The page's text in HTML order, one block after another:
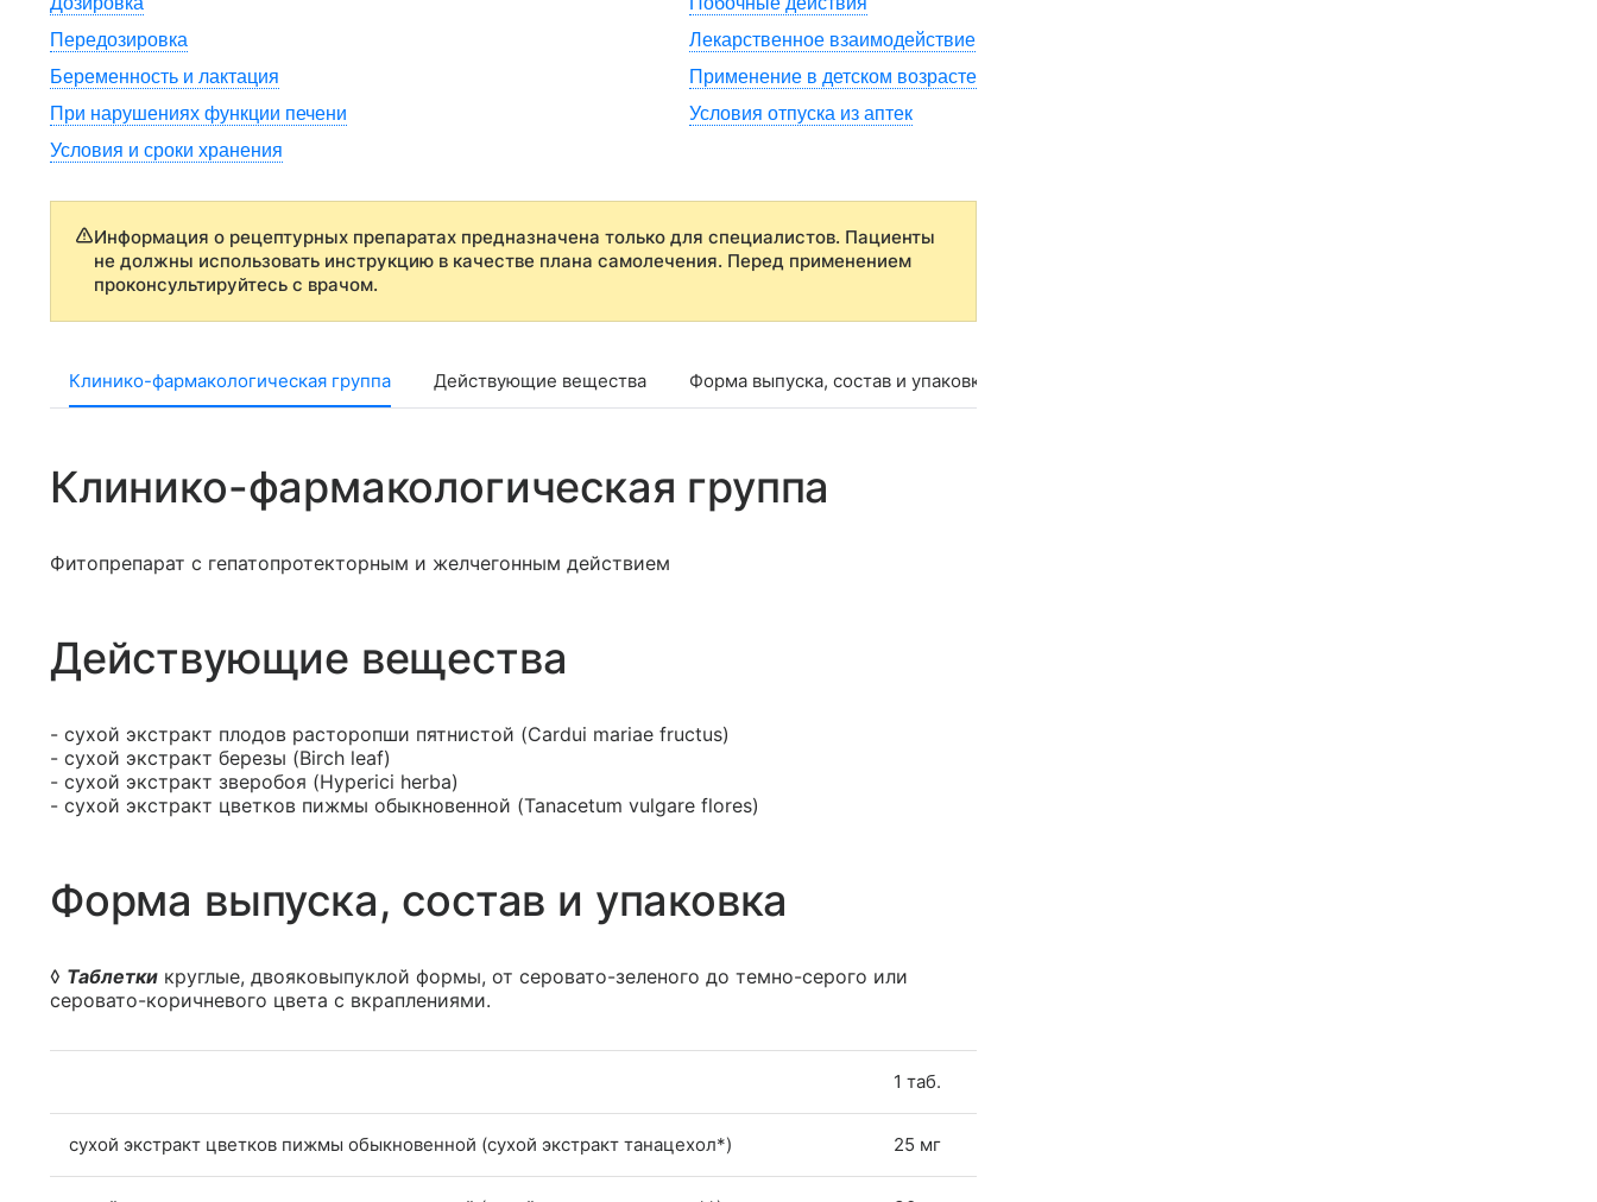
Передозировка
Лекарственное взаимодействие
Беременность и лактация
Применение в детском возрасте
При нарушениях функции печени
Условия отпуска из аптек
Условия и сроки хранения
Информация о рецептурных препаратах предназначена только для специалистов. Пациенты
не должны использовать инструкцию в качестве плана самолечения. Перед применением
проконсультируйтесь с врачом.
Клинико-фармакологическая группа Действующие вещества Форма выпуска, состав и упаковка
Клинико-фармакологическая группа
Фитопрепарат с гепатопротекторным и желчегонным действием
Действующие вещества
- сухой экстракт плодов расторопши пятнистой (Cardui mariae fructus)
- сухой экстракт березы (Birch leaf)
- сухой экстракт зверобоя (Hyperici herba)
- сухой экстракт цветков пижмы обыкновенной (Tanacetum vulgare flores)
Форма выпуска, состав и упаковка
◊ Таблетки круглые, двояковыпуклой формы, от серовато-зеленого до темно-серого или
серовато-коричневого цвета с вкраплениями.
1 таб.
сухой экстракт цветков пижмы обыкновенной (сухой экстракт танацехол*) 25 мг